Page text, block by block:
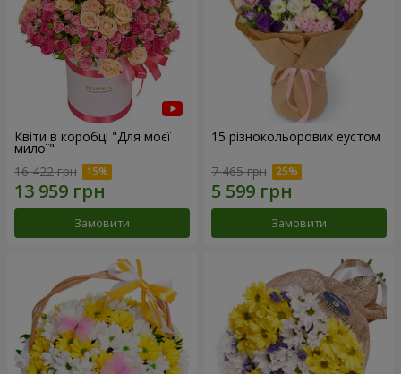
Квіти в коробці "Для моєї
милої"
16 422 грн
Замовити
15 різнокольорових еустом
7 465 грн
Замовити